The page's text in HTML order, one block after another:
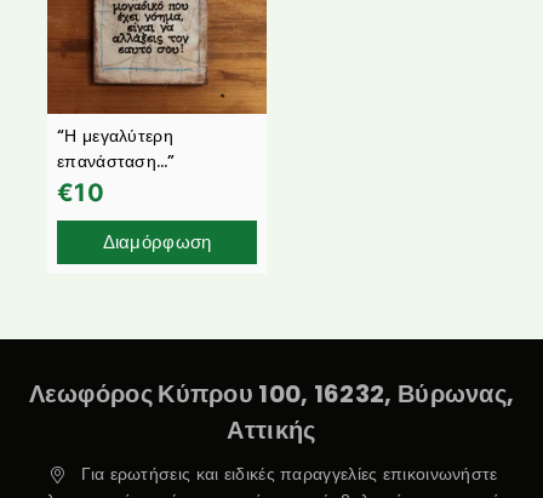
“Η μεγαλύτερη
επανάσταση…”
€10
Διαμόρφωση
Λεωφόρος Κύπρου 100, 16232, Βύρωνας,
Αττικής
Για ερωτήσεις και ειδικές παραγγελίες επικοινωνήστε